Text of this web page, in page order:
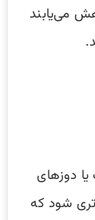
می‌یابند
دوزهای
شود که